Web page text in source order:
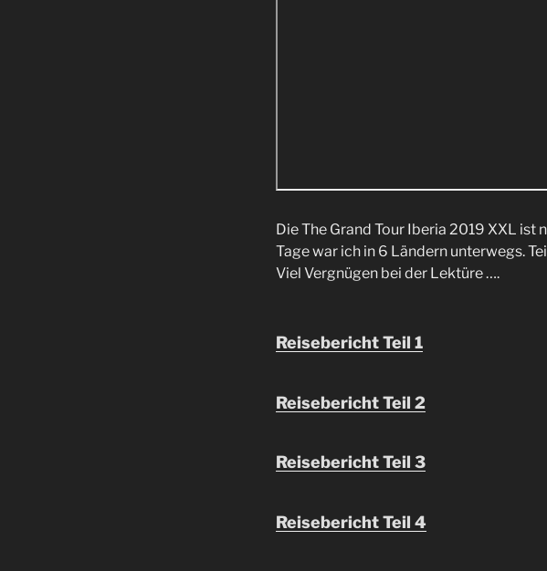
Die The Grand Tour Iberia 2019 XXL
Tage war ich in 6 Ländern unterwegs.
Viel Vergnügen bei der Lektüre ….
Reisebericht Teil 1
Reisebericht Teil 2
Reisebericht Teil 3
Reisebericht Teil 4